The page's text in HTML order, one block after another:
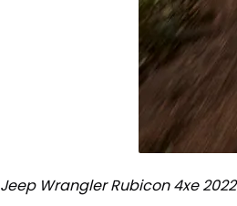
Jeep Wrangler Rubicon 4xe 2022